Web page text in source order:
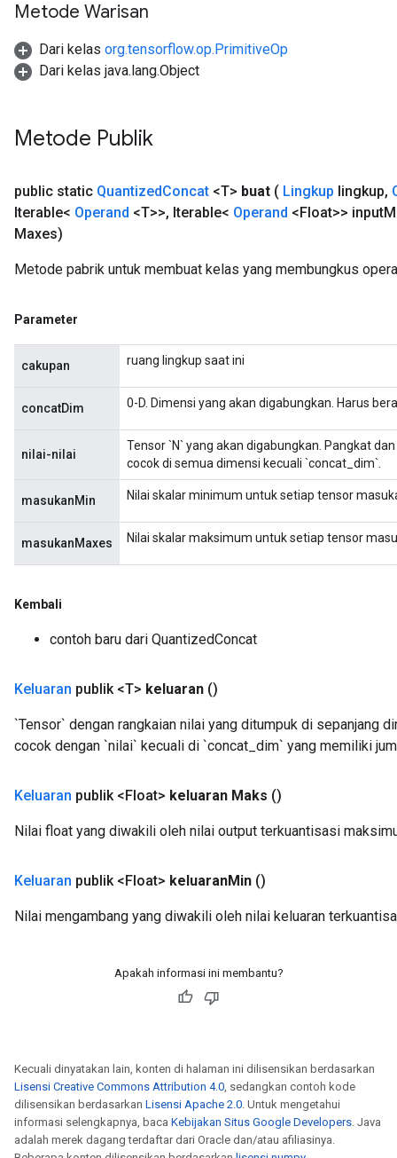
Metode Warisan
Dari kelas org.tensorflow.op.PrimitiveOp
Dari kelas java.lang.Object
Metode Publik
public static QuantizedConcat <T> buat ( Lingkup lingkup,
Iterable< Operand <T>>, Iterable< Operand <Float>> input
Maxes)
Metode pabrik untuk membuat kelas yang membungkus
Parameter
cakupan ruang lingkup saat ini
concatDim 0-D. Dimensi yang akan digabungkan. Harus
nilai-nilai
Tensor `N` yang akan digabungkan. Pangkat
cocok di semua dimensi kecuali `concat_dim`.
masukanMin Nilai skalar minimum untuk setiap tensor
masukanMaxes Nilai skalar maksimum untuk setiap tensor
Kembali
contoh baru dari QuantizedConcat
Keluaran publik <T> keluaran ()
`Tensor` dengan rangkaian nilai yang ditumpuk di sepanjang
cocok dengan `nilai` kecuali di `concat_dim` yang memiliki
Keluaran publik <Float> keluaran Maks ()
Nilai float yang diwakili oleh nilai output terkuantisasi
Keluaran publik <Float> keluaranMin ()
Nilai mengambang yang diwakili oleh nilai keluaran
Apakah informasi ini membantu?
Kecuali dinyatakan lain, konten di halaman ini dilisensikan berdasarkan
Lisensi Creative Commons Attribution 4.0, sedangkan contoh kode
dilisensikan berdasarkan Lisensi Apache 2.0. Untuk mengetahui
informasi selengkapnya, baca Kebijakan Situs Google Developers. Java
adalah merek dagang terdaftar dari Oracle dan/atau afiliasinya.